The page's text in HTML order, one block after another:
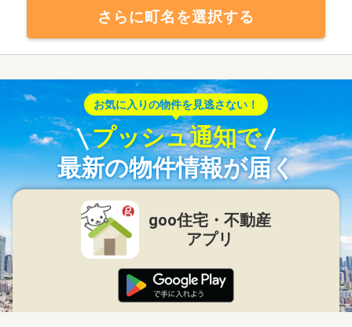
さらに町名を選択する
お気に入りの物件を見逃さない！
プッシュ通知で
最新の物件情報が届く
goo住宅・不動産
アプリ